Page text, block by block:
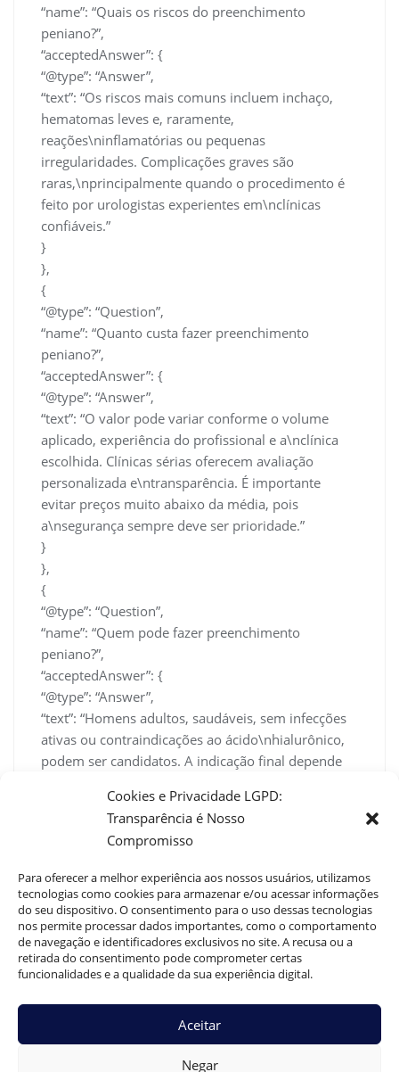
Cookies e Privacidade LGPD:
Transparência é Nosso
Compromisso
Para oferecer a melhor experiência aos nossos usuários, utilizamos
tecnologias como cookies para armazenar e/ou acessar informações
do seu dispositivo. O consentimento para o uso dessas tecnologias
nos permite processar dados importantes, como o comportamento
de navegação e identificadores exclusivos no site. A recusa ou a
retirada do consentimento pode comprometer certas
funcionalidades e a qualidade da sua experiência digital.
Aceitar
Negar
“name”: “Quais os riscos do preenchimento
peniano?”,
“acceptedAnswer”: {
“@type”: “Answer”,
“text”: “Os riscos mais comuns incluem inchaço,
hematomas leves e, raramente,
reações\ninflamatórias ou pequenas
irregularidades. Complicações graves são
raras,\nprincipalmente quando o procedimento é
feito por urologistas experientes em\nclínicas
confiáveis.”
}
},
{
“@type”: “Question”,
“name”: “Quanto custa fazer preenchimento
peniano?”,
“acceptedAnswer”: {
“@type”: “Answer”,
“text”: “O valor pode variar conforme o volume
aplicado, experiência do profissional e a\nclínica
escolhida. Clínicas sérias oferecem avaliação
personalizada e\ntransparência. É importante
evitar preços muito abaixo da média, pois
a\nsegurança sempre deve ser prioridade.”
}
},
{
“@type”: “Question”,
“name”: “Quem pode fazer preenchimento
peniano?”,
“acceptedAnswer”: {
“@type”: “Answer”,
“text”: “Homens adultos, saudáveis, sem infecções
ativas ou contraindicações ao ácido\nhialurônico,
podem ser candidatos. A indicação final depende
características anatômicas, expectativa e
quadro\nclínico.”
]
}
Dr. Guilherme Braga
Harmonização Peniana: Técnicas, Riscos e Benefícios